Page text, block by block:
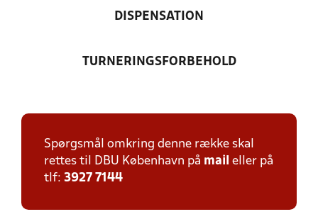
DISPENSATION
TURNERINGSFORBEHOLD
Spørgsmål omkring denne række skal
rettes til DBU København på mail eller på
tlf: 3927 7144